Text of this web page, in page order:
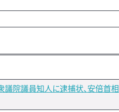
院議員知人に逮捕状、安倍首相